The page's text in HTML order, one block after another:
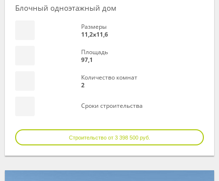
Блочный одноэтажный дом
Размеры
11,2х11,6
Площадь
97,1
Количество комнат
2
Сроки строительства
Строительство от 3 398 500 руб.